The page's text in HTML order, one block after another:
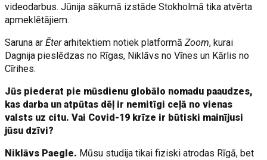
videodarbus. Jūnija sākumā izstāde Stokholmā tika atvērta
apmeklētājiem.
Saruna arĒterarhitektiem notiek platformāZoom, kurai
Dagnija pieslēdzas no Rīgas, Niklāvs no Vīnes un Kārlis no
Cīrihes.
Jūs piederat pie mūsdienu globālo nomadu paaudzes,
kas darba un atpūtas dēļ ir nemitīgi ceļā no vienas
valsts uz citu. Vai Covid-19 krīze ir būtiski mainījusi
jūsu dzīvi?
Niklāvs Paegle. Mūsu studija tikai fiziski atrodas Rīgā, bet